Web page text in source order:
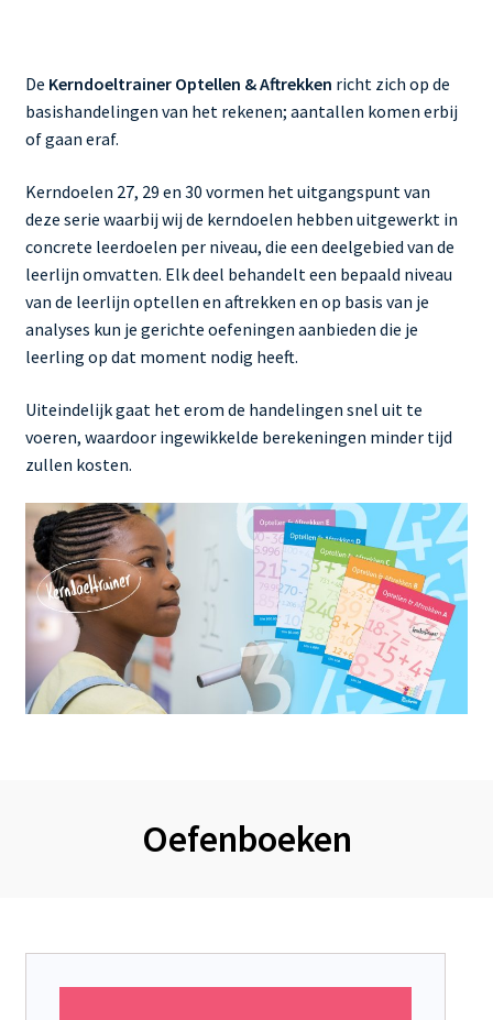
De Kerndoeltrainer Optellen & Aftrekken richt zich op de
basishandelingen van het rekenen; aantallen komen erbij
of gaan eraf.
Kerndoelen 27, 29 en 30 vormen het uitgangspunt van
deze serie waarbij wij de kerndoelen hebben uitgewerkt in
concrete leerdoelen per niveau, die een deelgebied van de
leerlijn omvatten. Elk deel behandelt een bepaald niveau
van de leerlijn optellen en aftrekken en op basis van je
analyses kun je gerichte oefeningen aanbieden die je
leerling op dat moment nodig heeft.
Uiteindelijk gaat het erom de handelingen snel uit te
voeren, waardoor ingewikkelde berekeningen minder tijd
zullen kosten.
Oefenboeken